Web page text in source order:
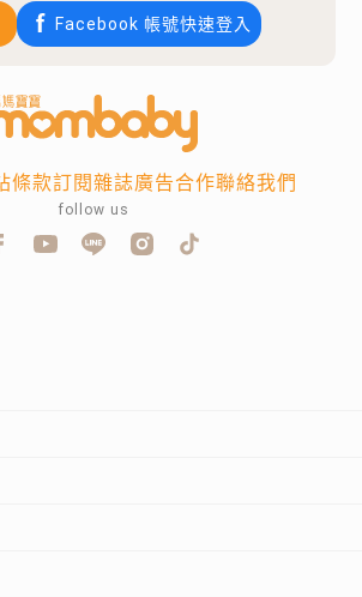
Facebook 帳號快速登入
條款訂閱雜誌廣告合作聯絡我們
follow us